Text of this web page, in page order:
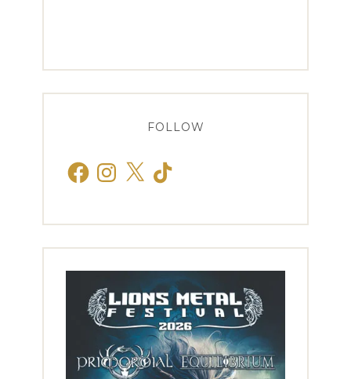
FOLLOW
FacebookInstagram
X TikTok